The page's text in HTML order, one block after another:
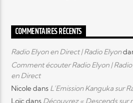
COMMENTAIRES RÉCENTS
Radio Elyon en Direct | Radio Elyon
Comment écouter Radio Elyon |
en Direct
Nicoledans L’Emission Kanguka sur
Loïcdans Découvrez « Descends sur